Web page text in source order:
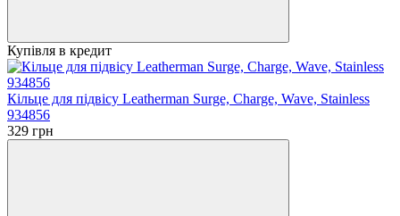
Купівля в кредит
Кільце для підвісу Leatherman Surge, Charge, Wave, Stainless
934856
329 грн